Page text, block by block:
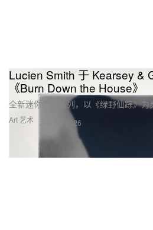
Art 艺术
Lucien Smith 于 Kearsey &
《Burn Down the House》
全新迷你喷绘系列，以《绿野仙踪》为
Jun 11, 2026